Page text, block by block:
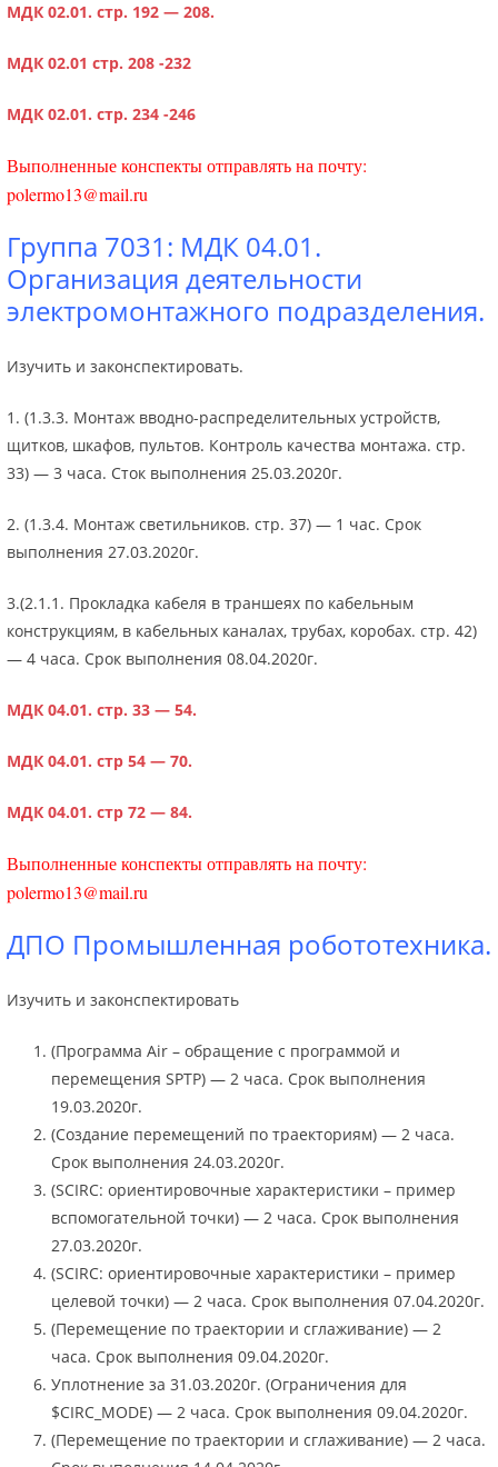
МДК 02.01. стр. 192 — 208.
МДК 02.01 стр. 208 -232
МДК 02.01. стр. 234 -246
Выполненные конспекты отправлять на почту:
polermo13@mail.ru
Группа 7031: МДК 04.01.
Организация деятельности
электромонтажного подразделения.
Изучить и законспектировать.
1. (1.3.3. Монтаж вводно-распределительных устройств,
щитков, шкафов, пультов. Контроль качества монтажа. стр.
33) — 3 часа. Сток выполнения 25.03.2020г.
2. (1.3.4. Монтаж светильников. стр. 37) — 1 час. Срок
выполнения 27.03.2020г.
3.(2.1.1. Прокладка кабеля в траншеях по кабельным
конструкциям, в кабельных каналах, трубах, коробах. стр. 42)
— 4 часа. Срок выполнения 08.04.2020г.
МДК 04.01. стр. 33 — 54.
МДК 04.01. стр 54 — 70.
МДК 04.01. стр 72 — 84.
Выполненные конспекты отправлять на почту:
polermo13@mail.ru
ДПО Промышленная робототехника.
Изучить и законспектировать
(Программа Air – обращение с программой и
перемещения SPTP) — 2 часа. Срок выполнения
19.03.2020г.
(Создание перемещений по траекториям) — 2 часа.
Срок выполнения 24.03.2020г.
(SCIRC: ориентировочные характеристики – пример
вспомогательной точки) — 2 часа. Срок выполнения
27.03.2020г.
(SCIRC: ориентировочные характеристики – пример
целевой точки) — 2 часа. Срок выполнения 07.04.2020г.
(Перемещение по траектории и сглаживание) — 2
часа. Срок выполнения 09.04.2020г.
Уплотнение за 31.03.2020г. (Ограничения для
$CIRC_MODE) — 2 часа. Срок выполнения 09.04.2020г.
(Перемещение по траектории и сглаживание) — 2 часа.